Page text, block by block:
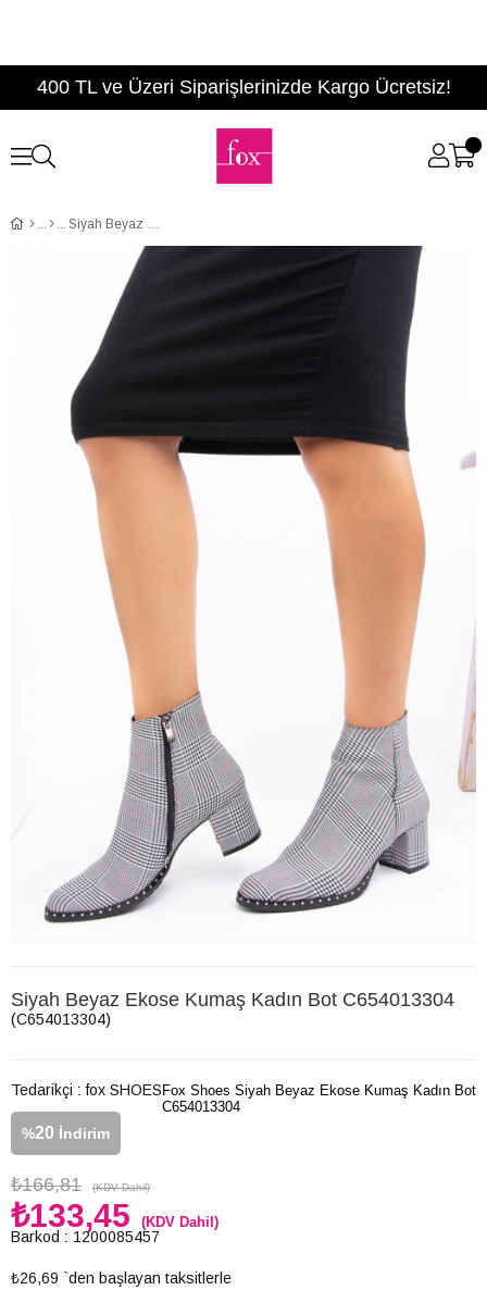
400 TL ve Üzeri Siparişlerinizde Kargo Ücretsiz!
Siyah Beyaz Ekose Kumaş Kadın Bot C654013304
Siyah Beyaz Ekose Kumaş Kadın Bot C654013304
(C654013304)
Tedarikçi : fox SHOES
%20 İndirim
₺166,81 (KDV Dahil)
₺133,45 (KDV Dahil)
Barkod : 1200085457
₺26,69 `den başlayan taksitlerle
Fox Shoes Siyah Beyaz Ekose Kumaş Kadın Bot
C654013304